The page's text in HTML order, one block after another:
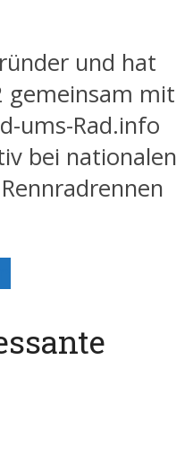
und hat
gemeinsam mit
ums-Rad.info
bei nationalen